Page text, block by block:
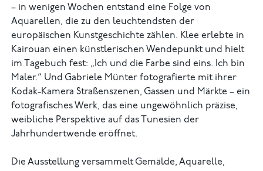
– in wenigen Wochen entstand eine Folge von
Aquarellen, die zu den leuchtendsten der
europäischen Kunstgeschichte zählen. Klee erlebte in
Kairouan einen künstlerischen Wendepunkt und hielt
im Tagebuch fest: „Ich und die Farbe sind eins. Ich bin
Maler.“ Und Gabriele Münter fotografierte mit ihrer
Kodak-Kamera Straßenszenen, Gassen und Märkte – ein
fotografisches Werk, das eine ungewöhnlich präzise,
weibliche Perspektive auf das Tunesien der
Jahrhundertwende eröffnet.
Die Ausstellung versammelt Gemälde, Aquarelle,